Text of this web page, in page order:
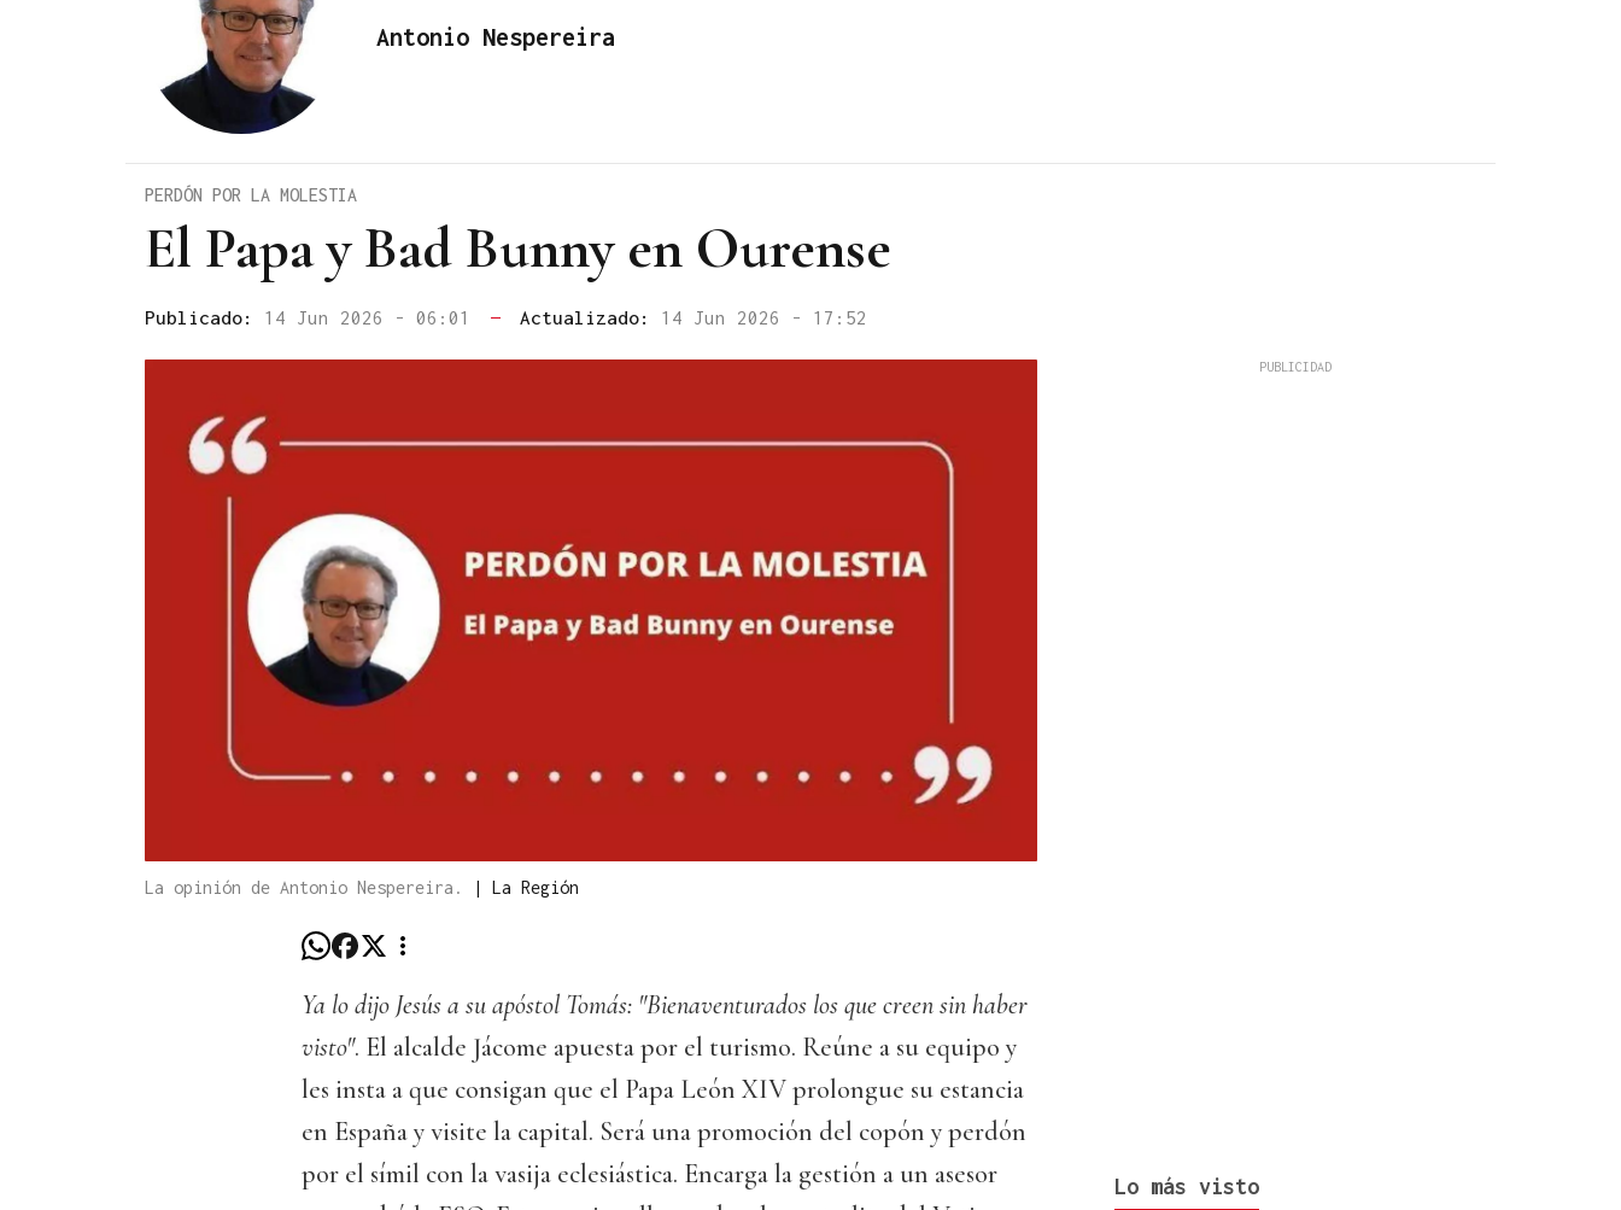
Antonio Nespereira
El Papa y Bad Bunny en Ourense
PERDÓN POR LA MOLESTIA
Publicado: 14 Jun 2026 - 06:01 — Actualizado: 14 Jun 2026 - 17:52
La opinión de Antonio Nespereira. | La Región
Ya lo dijo Jesús a su apóstol Tomás: "Bienaventurados los que creen sin haber
visto". El alcalde Jácome apuesta por el turismo. Reúne a su equipo y
les insta a que consigan que el Papa León XIV prolongue su estancia
en España y visite la capital. Será una promoción del copón y perdón
por el símil con la vasija eclesiástica. Encarga la gestión a un asesor
Lo más visto